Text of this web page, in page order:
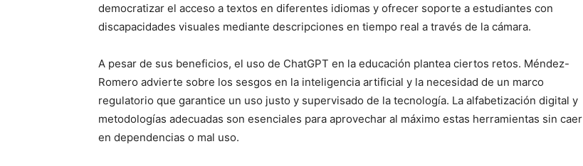
democratizar el acceso a textos en diferentes idiomas y ofrecer soporte a estudiantes con
discapacidades visuales mediante descripciones en tiempo real a través de la cámara.
A pesar de sus beneficios, el uso de ChatGPT en la educación plantea ciertos retos. Méndez-
Romero advierte sobre los sesgos en la inteligencia artificial y la necesidad de un marco
regulatorio que garantice un uso justo y supervisado de la tecnología. La alfabetización digital y
metodologías adecuadas son esenciales para aprovechar al máximo estas herramientas sin caer
en dependencias o mal uso.